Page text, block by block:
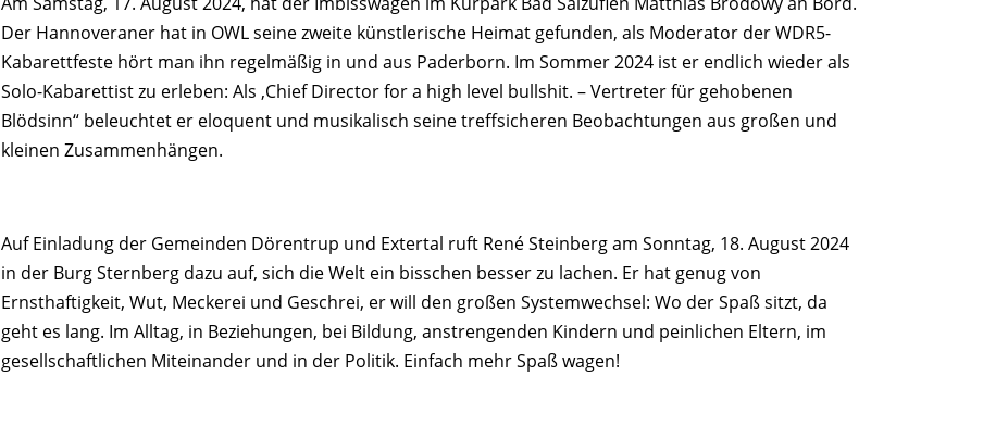
Der Hannoveraner hat in OWL seine zweite künstlerische Heimat gefunden, als Moderator der WDR5-
Kabarettfeste hört man ihn regelmäßig in und aus Paderborn. Im Sommer 2024 ist er endlich wieder als
Solo-Kabarettist zu erleben: Als ,Chief Director for a high level bullshit. – Vertreter für gehobenen
Blödsinn“ beleuchtet er eloquent und musikalisch seine treffsicheren Beobachtungen aus großen und
kleinen Zusammenhängen.
Auf Einladung der Gemeinden Dörentrup und Extertal ruft René Steinberg am Sonntag, 18. August 2024
in der Burg Sternberg dazu auf, sich die Welt ein bisschen besser zu lachen. Er hat genug von
Ernsthaftigkeit, Wut, Meckerei und Geschrei, er will den großen Systemwechsel: Wo der Spaß sitzt, da
geht es lang. Im Alltag, in Beziehungen, bei Bildung, anstrengenden Kindern und peinlichen Eltern, im
gesellschaftlichen Miteinander und in der Politik. Einfach mehr Spaß wagen!